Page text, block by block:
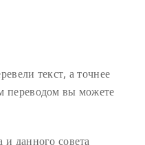
текст, а точнее
переводом вы можете
и данного совета